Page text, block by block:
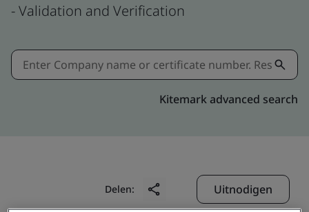
- Validation and Verification
Kitemark advanced search
Delen: Uitnodigen